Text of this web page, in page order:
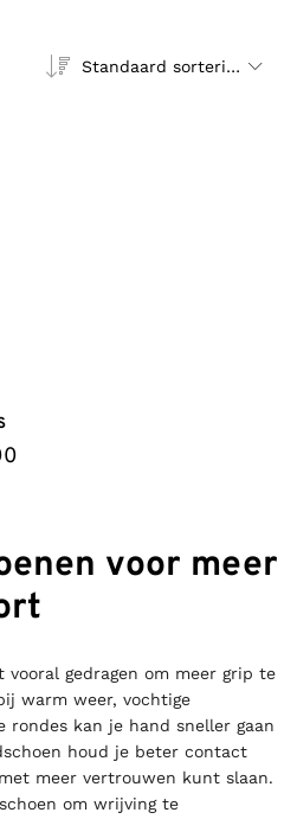
Standaard sortering
voor meer
vooral gedragen om meer grip te
warm weer, vochtige
rondes kan je hand sneller gaan
houd je beter contact
meer vertrouwen kunt slaan.
om wrijving te